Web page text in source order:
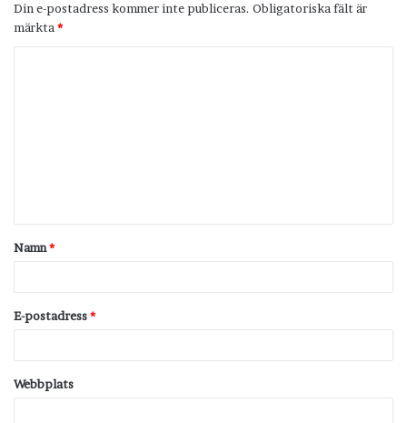
Din e-postadress kommer inte publiceras. Obligatoriska fält är
märkta *
t
a
Namn*
E-postadress*
Webbplats